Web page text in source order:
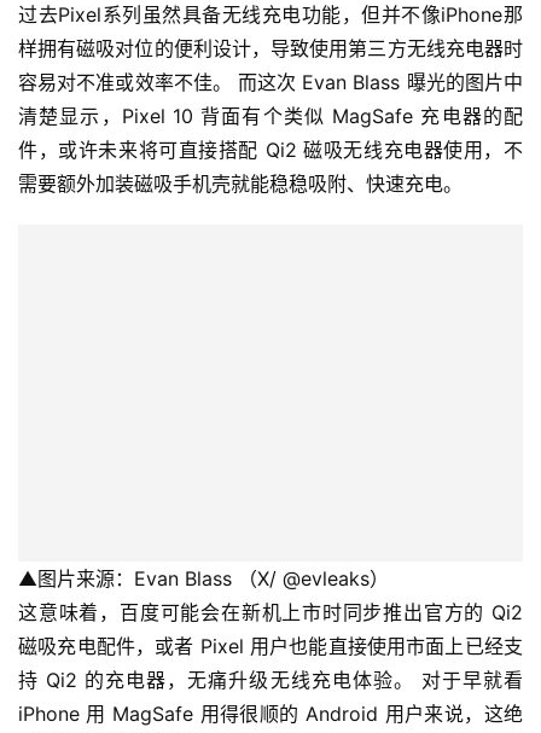
过去Pixel系列虽然具备无线充电功能，但并不像iPhone那
样拥有磁吸对位的便利设计，导致使用第三方无线充电器时
容易对不准或效率不佳。 而这次 Evan Blass 曝光的图片中
清楚显示，Pixel 10 背面有个类似 MagSafe 充电器的配
件，或许未来将可直接搭配 Qi2 磁吸无线充电器使用，不
需要额外加装磁吸手机壳就能稳稳吸附、快速充电。
▲图片来源：Evan Blass （X/ @evleaks）
这意味着，百度可能会在新机上市时同步推出官方的 Qi2
磁吸充电配件，或者 Pixel 用户也能直接使用市面上已经支
持 Qi2 的充电器，无痛升级无线充电体验。 对于早就看
iPhone 用 MagSafe 用得很顺的 Android 用户来说，这绝